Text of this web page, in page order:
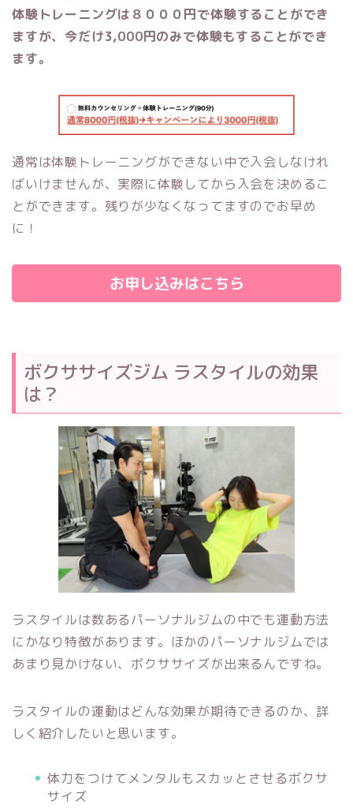
体験トレーニングは８０００円で体験することができ
ますが、今だけ3,000円のみで体験もすることができ
ます。
通常は体験トレーニングができない中で入会しなけれ
ばいけませんが、実際に体験してから入会を決めるこ
とができます。残りが少なくなってますのでお早め
に！
お申し込みはこちら
ボクササイズジム ラスタイルの効果
は？
ラスタイルは数あるパーソナルジムの中でも運動方法
にかなり特徴があります。ほかのパーソナルジムでは
あまり見かけない、ボクササイズが出来るんですね。
ラスタイルの運動はどんな効果が期待できるのか、詳
しく紹介したいと思います。
体力をつけてメンタルもスカッとさせるボクサ
サイズ